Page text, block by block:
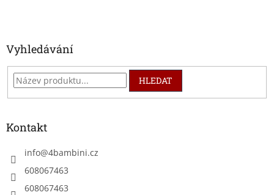
Vyhledávání
HLEDAT
Kontakt
info@4bambini.cz
608067463
608067463